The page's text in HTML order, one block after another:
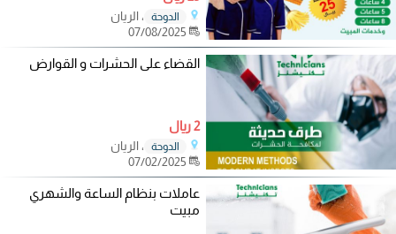
الدوحة
، الريان
القضاء على الحشرات و القوارض
2 ريال
الدوحة
، الريان
عاملات بنظام الساعة والشهري
مبيت